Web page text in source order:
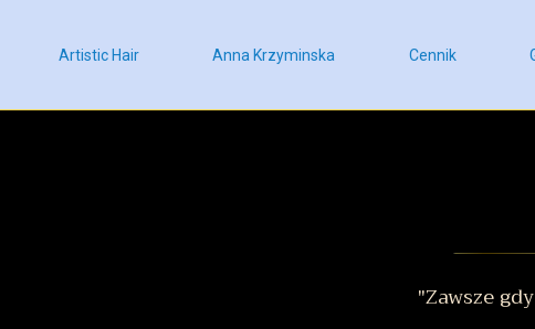
Artistic Hair Anna Krzyminska Cennik
"Zawsze